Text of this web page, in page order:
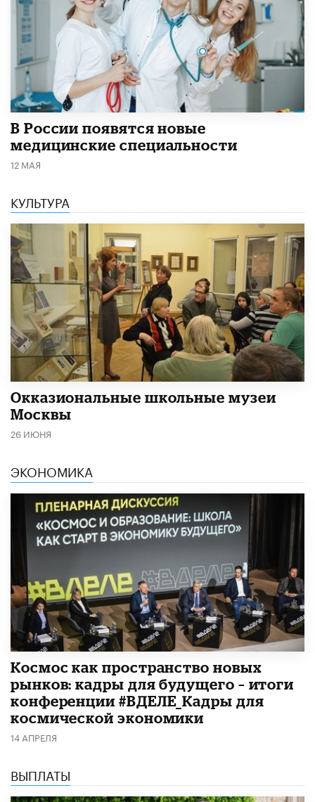
В России появятся новые
медицинские специальности
12 МАЯ
КУЛЬТУРА
​Окказиональные школьные музеи
Москвы
26 ИЮНЯ
ЭКОНОМИКА
Космос как пространство новых
рынков: кадры для будущего – итоги
конференции #ВДЕЛЕ_Кадры для
космической экономики
14 АПРЕЛЯ
ВЫПЛАТЫ